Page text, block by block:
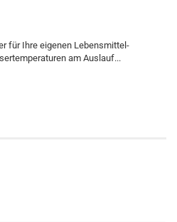
für Ihre eigenen Lebensmittel-
am Auslauf...